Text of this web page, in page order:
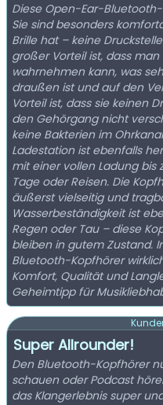
Diese Open-Ear-
Sie sind besonders
Brille hat – keine
großer Vorteil ist, dass
wahrnehmen kann, was
draußen ist und auf den
Vorteil ist, dass sie keinen
den Gehörgang nicht
keine Bakterien im
Ladestation ist ebenfalls
mit einer vollen Ladung bis
Tage oder Reisen. Die
äußerst vielseitig und
Wasserbeständigkeit ist
Regen oder Tau – diese
bleiben in gutem Zustand.
Bluetooth-Kopfhörer
Komfort, Qualität und
Geheimtipp für
Super Allrounder!
Den Bluetooth-Kopfhörer
schauen oder Podcast
das Klangerlebnis super